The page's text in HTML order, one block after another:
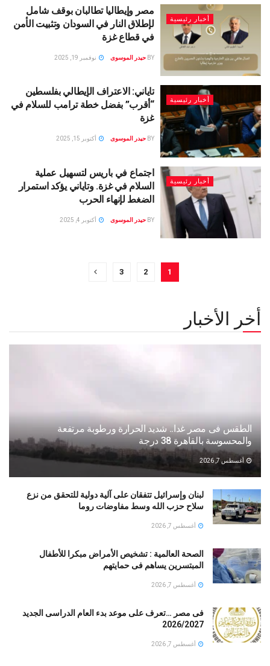
أخبار رئيسية
مصر وإيطاليا تطالبان بوقف شامل
لإطلاق النار في السودان وتثبيت الأمن
في قطاع غزة
BY حيدر الموسوى نوفمبر 19, 2025
أخبار رئيسية
تاياني: الاعتراف الإيطالي بفلسطين
“أقرب” بفضل خطة ترامب للسلام في
غزة
BY حيدر الموسوى أكتوبر 15, 2025
أخبار رئيسية
اجتماع في باريس لتسهيل عملية
السلام في غزة. وتاياني يؤكد استمرار
الضغط لإنهاء الحرب
BY حيدر الموسوى أكتوبر 4, 2025
1
2
3
أخر الأخبار
الطقس فى مصر غدا.. شديد الحرارة ورطوبة مرتفعة
والمحسوسة بالقاهرة 38 درجة
أغسطس 7, 2026
لبنان وإسرائيل تتفقان على آلية دولية للتحقق من نزع
سلاح حزب الله وسط مفاوضات روما
أغسطس 7, 2026
الصحة العالمية : تشخيص الأمراض مبكرا للأطفال
المبتسرين يساهم فى حمايتهم
أغسطس 7, 2026
فى مصر …تعرف على موعد بدء العام الدراسى الجديد
2026/2027
أغسطس 7, 2026